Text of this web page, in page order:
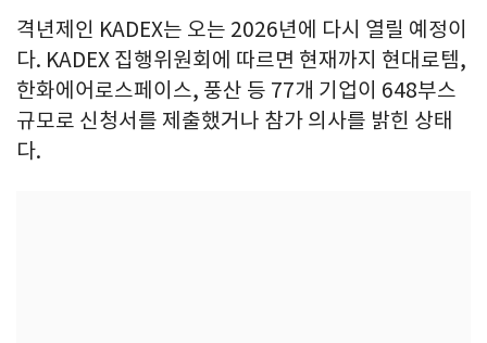
격년제인 KADEX는 오는 2026년에 다시 열릴 예정이
다. KADEX 집행위원회에 따르면 현재까지 현대로템,
한화에어로스페이스, 풍산 등 77개 기업이 648부스
규모로 신청서를 제출했거나 참가 의사를 밝힌 상태
다.